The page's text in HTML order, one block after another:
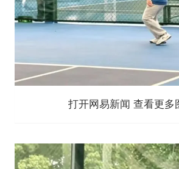
打开网易新闻 查看更多